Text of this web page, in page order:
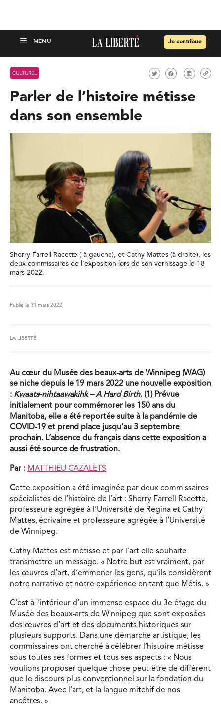
Je contribue
CULTUREL
Parler de l’histoire métisse
dans son ensemble
Sherry Farrell Racette ( à gauche), et Cathy Mattes (à droite), les
deux commissaires de l’exposition lors de son vernissage le 18
mars 2022.
Publié le 31 mars 2022
LA LIBERTÉ
Au cœur du Musée des beaux-arts de Winnipeg (WAG)
se niche depuis le 19 mars 2022 une nouvelle exposition
: Kwaata-nihtaawakihk – A Hard Birth. (1) Prévue
initialement pour commémorer les 150 ans du
Manitoba, elle a été reportée suite à la pandémie de
COVID-19 et prend place jusqu’au 3 septembre
prochain. L’absence du français dans cette exposition a
aussi été source de frustration.
Par : MATTHIEU CAZALETS
Cette exposition a été imaginée par deux commissaires
spécialistes de l’histoire de l’art : Sherry Farrell Racette,
professeure agrégée à l’Université de Regina et Cathy
Mattes, écrivaine et professeure agrégée à l’Université
de Winnipeg.
Cathy Mattes est métisse et par l’art elle souhaite
transmettre un message. « Notre but est vraiment, par
les œuvres d’art, d’emmener les gens, qu’ils considèrent
notre narrative et notre expérience en tant que Métis. »
C’est à l’intérieur d’un immense espace du 3e étage du
Musée des beaux-arts de Winnipeg que sont exposées
des œuvres d’art et des documents historiques sur
plusieurs supports. Dans une démarche artistique, les
commissaires ont cherché à célébrer l’histoire métisse
sous toutes ses formes et tous ses aspects : « Nous
voulions proposer quelque chose peut-être de différent
que le discours plus conventionnel sur la fondation du
Manitoba. Avec l’art, et la langue mitchif de nos
ancêtres. »